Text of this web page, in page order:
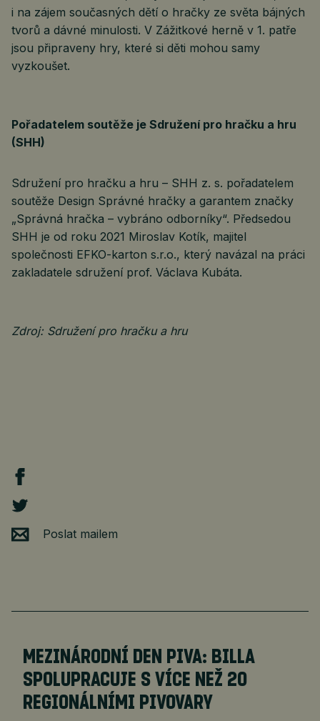
i na zájem současných dětí o hračky ze světa bájných
tvorů a dávné minulosti. V Zážitkové herně v 1. patře
jsou připraveny hry, které si děti mohou samy
vyzkoušet.
Pořadatelem soutěže je Sdružení pro hračku a hru
(SHH)
Sdružení pro hračku a hru – SHH z. s. pořadatelem
soutěže Design Správné hračky a garantem značky
„Správná hračka – vybráno odborníky“. Předsedou
SHH je od roku 2021 Miroslav Kotík, majitel
společnosti EFKO-karton s.r.o., který navázal na práci
zakladatele sdružení prof. Václava Kubáta.
Zdroj: Sdružení pro hračku a hru
Poslat mailem
MEZINÁRODNÍ DEN PIVA: BILLA
SPOLUPRACUJE S VÍCE NEŽ 20
REGIONÁLNÍMI PIVOVARY